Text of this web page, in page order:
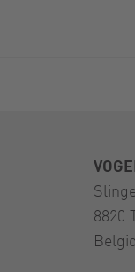
8820